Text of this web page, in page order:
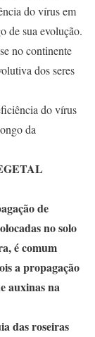
do vírus em
de sua evolução.
no continente
dos seres
do vírus
da
de
no solo
é comum
a propagação
auxinas na
das roseiras